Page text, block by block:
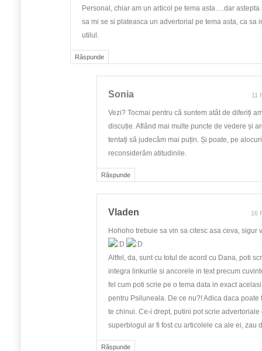
Răspunde
Personal, chiar am un articol pe tema asta….dar
sa mi se si plateasca un advertorial pe tema asta, ca sa
utilul.
Răspunde
Sonia 11
Vezi? Tocmai pentru că suntem atât de diferiți
discuție. Aflând mai multe puncte de vedere și
tentați să judecăm mai puțin. Și poate, pe
reconsiderăm atitudinile.
Răspunde
Vladen 16
Hohoho trebuie sa vin sa citesc asa ceva, sigur
Altfel, da, sunt cu totul de acord cu Dana, poti
integra linkurile si ancorele in text precum
fel cum poti scrie pe o tema data in exact
pentru Psiluneala. De ce nu?! Adica daca poate
te chinui. Ce-i drept, putini pot scrie advertoriale
superblogul ar fi fost cu articolele ca ale ei, zau